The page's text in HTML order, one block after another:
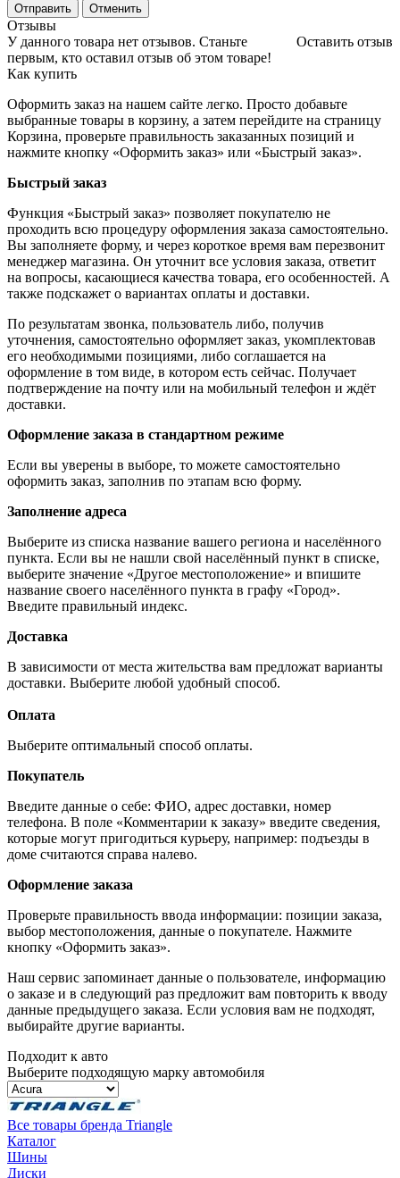
Отменить
Отзывы
Оставить отзыв
У данного товара нет отзывов. Станьте
первым, кто оставил отзыв об этом товаре!
Как купить
Оформить заказ на нашем сайте легко. Просто добавьте
выбранные товары в корзину, а затем перейдите на страницу
Корзина, проверьте правильность заказанных позиций и
нажмите кнопку «Оформить заказ» или «Быстрый заказ».
Быстрый заказ
Функция «Быстрый заказ» позволяет покупателю не
проходить всю процедуру оформления заказа самостоятельно.
Вы заполняете форму, и через короткое время вам перезвонит
менеджер магазина. Он уточнит все условия заказа, ответит
на вопросы, касающиеся качества товара, его особенностей. А
также подскажет о вариантах оплаты и доставки.
По результатам звонка, пользователь либо, получив
уточнения, самостоятельно оформляет заказ, укомплектовав
его необходимыми позициями, либо соглашается на
оформление в том виде, в котором есть сейчас. Получает
подтверждение на почту или на мобильный телефон и ждёт
доставки.
Оформление заказа в стандартном режиме
Если вы уверены в выборе, то можете самостоятельно
оформить заказ, заполнив по этапам всю форму.
Заполнение адреса
Выберите из списка название вашего региона и населённого
пункта. Если вы не нашли свой населённый пункт в списке,
выберите значение «Другое местоположение» и впишите
название своего населённого пункта в графу «Город».
Введите правильный индекс.
Доставка
В зависимости от места жительства вам предложат варианты
доставки. Выберите любой удобный способ.
Оплата
Выберите оптимальный способ оплаты.
Покупатель
Введите данные о себе: ФИО, адрес доставки, номер
телефона. В поле «Комментарии к заказу» введите сведения,
которые могут пригодиться курьеру, например: подъезды в
доме считаются справа налево.
Оформление заказа
Проверьте правильность ввода информации: позиции заказа,
выбор местоположения, данные о покупателе. Нажмите
кнопку «Оформить заказ».
Наш сервис запоминает данные о пользователе, информацию
о заказе и в следующий раз предложит вам повторить к вводу
данные предыдущего заказа. Если условия вам не подходят,
выбирайте другие варианты.
Подходит к авто
Выберите подходящую марку автомобиля
Все товары бренда Triangle
Каталог
Шины
Диски